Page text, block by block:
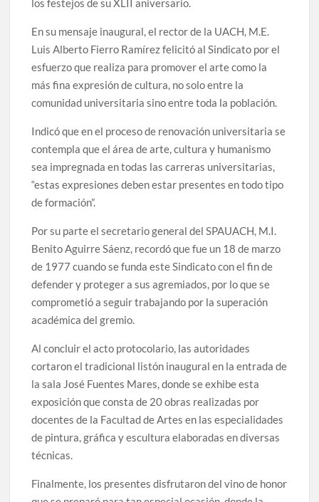
celebrarse en Delicias
Amplía Biblioteca Central “Carlos Montemayor”
los festejos de su XLII aniversario.
En su mensaje inaugural, el rector de la UACH, M.E.
Luis Alberto Fierro Ramírez felicitó al Sindicato por el
esfuerzo que realiza para promover el arte como la
más fina expresión de cultura, no solo entre la
comunidad universitaria sino entre toda la población.
Indicó que en el proceso de renovación universitaria se
contempla que el área de arte, cultura y humanismo
sea impregnada en todas las carreras universitarias,
“estas expresiones deben estar presentes en todo tipo
de formación”.
Por su parte el secretario general del SPAUACH, M.I.
Benito Aguirre Sáenz, recordó que fue un 18 de marzo
de 1977 cuando se funda este Sindicato con el fin de
defender y proteger a sus agremiados, por lo que se
comprometió a seguir trabajando por la superación
académica del gremio.
Al concluir el acto protocolario, las autoridades
cortaron el tradicional listón inaugural en la entrada de
la sala José Fuentes Mares, donde se exhibe esta
exposición que consta de 20 obras realizadas por
docentes de la Facultad de Artes en las especialidades
de pintura, gráfica y escultura elaboradas en diversas
técnicas.
Finalmente, los presentes disfrutaron del vino de honor